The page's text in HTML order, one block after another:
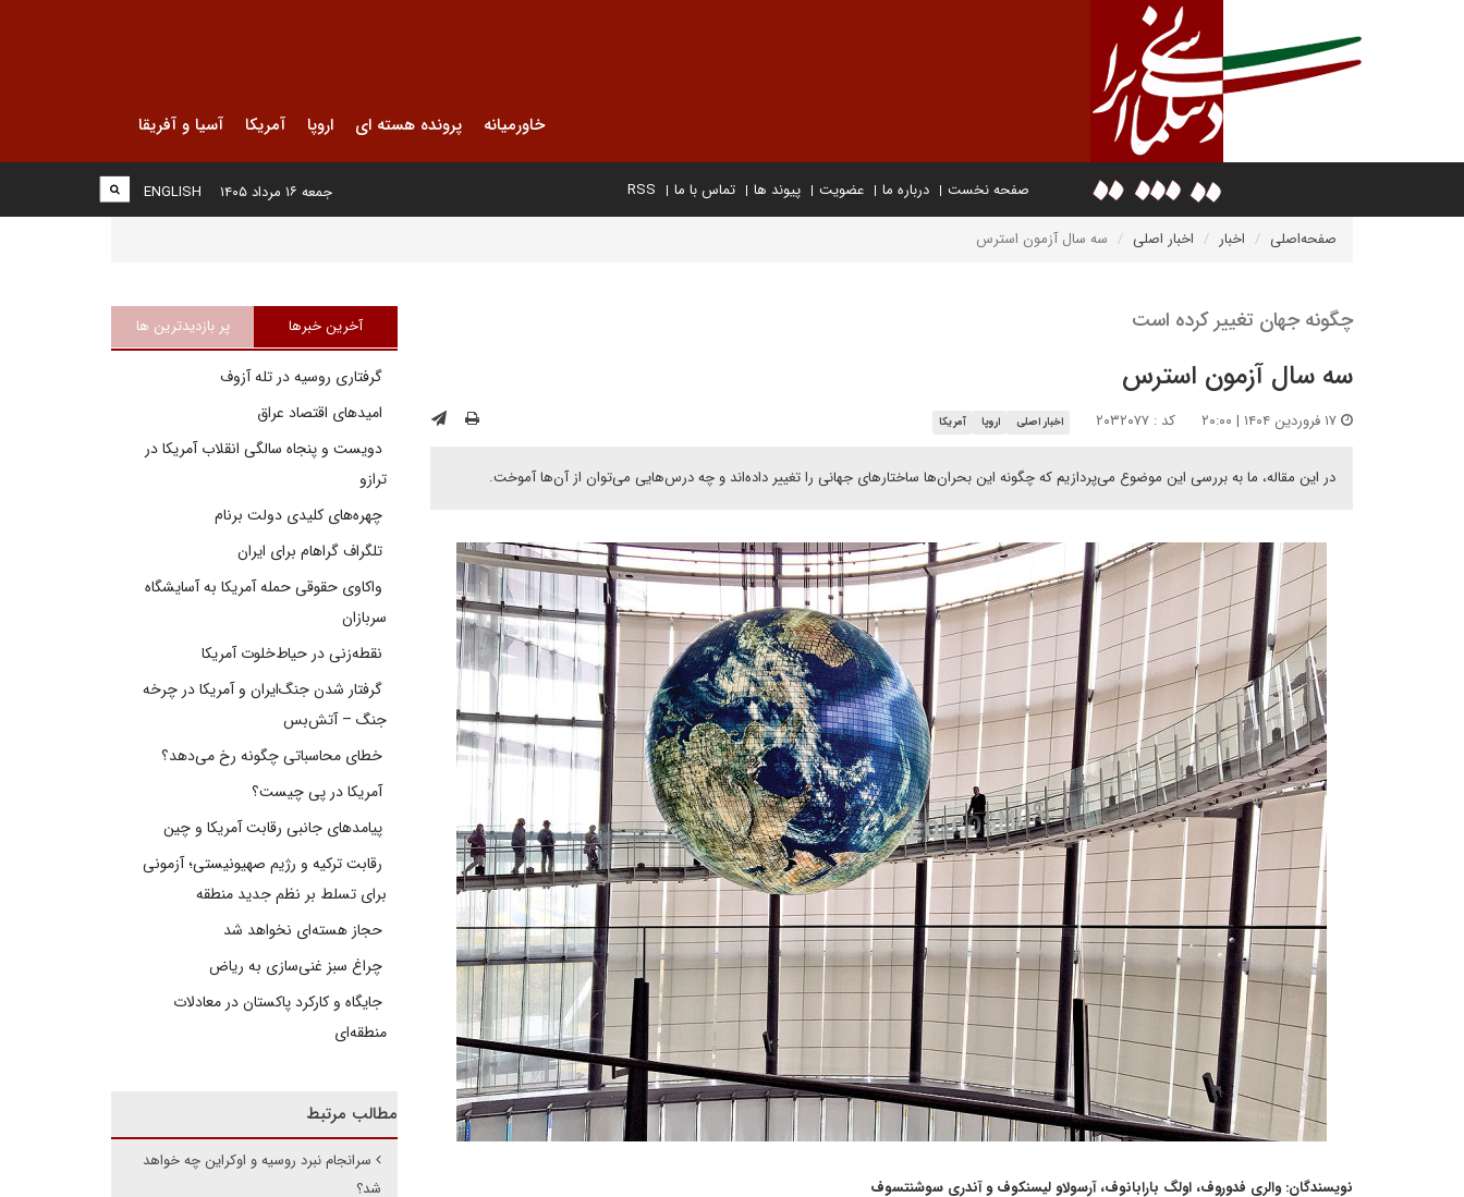
خاورمیانه پرونده هسته ای اروپا آمریکا آسیا و آفریقا
صفحه نخست درباره ما عضویت پیوند ها تماس با ما RSS
ENGLISH جمعه ۱۶ مرداد ۱۴۰۵
صفحه‌اصلی اخبار اخبار اصلی سه سال آزمون استرس
چگونه جهان تغییر کرده است
سه سال آزمون استرس
کد : ۲۰۳۲۰۷۷ اخبار اصلی اروپا آمریکا
در این مقاله، ما به بررسی این موضوع می‌پردازیم که چگونه این بحران‌ها ساختارهای جهانی را تغییر داده‌اند و چه درس‌هایی می‌توان از آن‌ها آموخت.
نویسندگان: والری فدوروف، اولگ بارابانوف، آرسولاو لیسنکوف و آندری سوشنتسوف
آخرین خبرها پر بازدیدترین ها
گرفتاری روسیه در تله آزوف
امیدهای اقتصاد عراق
دویست و پنجاه سالگی انقلاب آمریکا در
ترازو
چهره‌های کلیدی دولت برنام
تلگراف گراهام برای ایران
واکاوی حقوقی حمله آمریکا به آسایشگاه
سربازان
نقطه‌زنی در حیاط‌خلوت آمریکا
گرفتار شدن جنگ‌ایران و آمریکا در چرخه
جنگ – آتش‌بس
خطای محاسباتی چگونه رخ می‌دهد؟
آمریکا در پی چیست؟
پیامدهای جانبی رقابت آمریکا و چین
رقابت ترکیه و رژیم صهیونیستی؛ آزمونی
برای تسلط بر نظم جدید منطقه
حجاز هسته‌ای نخواهد شد
چراغ سبز غنی‌سازی به ریاض
جایگاه و کارکرد پاکستان در معادلات
منطقه‌ای
مطالب مرتبط
سرانجام نبرد روسیه و اوکراین چه خواهد
شد؟